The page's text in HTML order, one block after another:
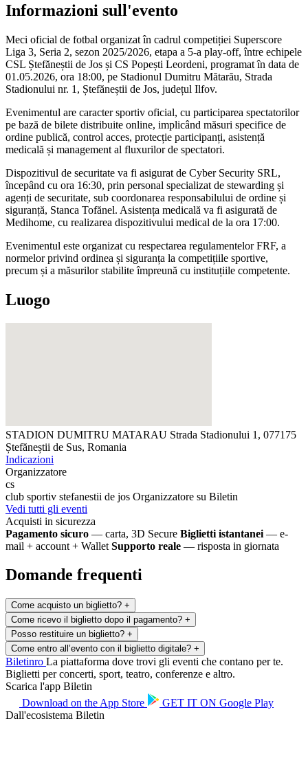
Informazioni sull'evento
Meci oficial de fotbal organizat în cadrul competiției Superscore
Liga 3, Seria 2, sezon 2025/2026, etapa a 5-a play-off, între echipele
CSL Ștefăneștii de Jos și CS Popești Leordeni, programat în data de
01.05.2026, ora 18:00, pe Stadionul Dumitru Mătarău, Strada
Stadionului nr. 1, Ștefăneștii de Jos, județul Ilfov.
Evenimentul are caracter sportiv oficial, cu participarea spectatorilor
pe bază de bilete distribuite online, implicând măsuri specifice de
ordine publică, control acces, protecție participanți, asistență
medicală și management al fluxurilor de spectatori.
Dispozitivul de securitate va fi asigurat de Cyber Security SRL,
începând cu ora 16:30, prin personal specializat de stewarding și
agenți de securitate, sub coordonarea responsabilului de ordine și
siguranță, Stanca Tofănel. Asistența medicală va fi asigurată de
Medihome, cu realizarea dispozitivului medical de la ora 17:00.
Evenimentul este organizat cu respectarea regulamentelor FRF, a
normelor privind ordinea și siguranța la competițiile sportive,
precum și a măsurilor stabilite împreună cu instituțiile competente.
Luogo
STADION DUMITRU MATARAU Strada Stadionului 1, 077175
Ștefăneștii de Sus, Romania
Indicazioni
Organizzatore
cs
club sportiv stefanestii de jos Organizzatore su Biletin
Vedi tutti gli eventi
Acquisti in sicurezza
Pagamento sicuro — carta, 3D Secure Biglietti istantanei — e-
mail + account + Wallet Supporto reale — risposta in giornata
Domande frequenti
Come acquisto un biglietto? +
Come ricevo il biglietto dopo il pagamento? +
Posso restituire un biglietto? +
Come entro all’evento con il biglietto digitale? +
Biletinro La piattaforma dove trovi gli eventi che contano per te.
Biglietti per concerti, sport, teatro, conferenze e altro.
Scarica l'app Biletin
Download on the App Store GET IT ON Google Play
Dall'ecosistema Biletin